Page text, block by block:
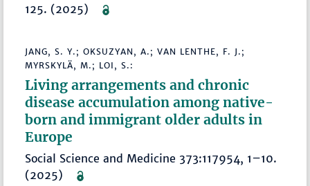
125. (2025)
JANG, S. Y.; OKSUZYAN, A.; VAN LENTHE, F. J.;
MYRSKYLÄ, M.; LOI, S.:
Living arrangements and chronic
disease accumulation among native-
born and immigrant older adults in
Europe
Social Science and Medicine 373:117954, 1–10.
(2025)